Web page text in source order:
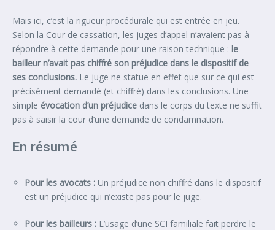
Mais ici, c’est la rigueur procédurale qui est entrée en jeu.
Selon la Cour de cassation, les juges d’appel n’avaient pas à
répondre à cette demande pour une raison technique : le
bailleur n’avait pas chiffré son préjudice dans le dispositif de
ses conclusions. Le juge ne statue en effet que sur ce qui est
précisément demandé (et chiffré) dans les conclusions. Une
simple évocation d’un préjudice dans le corps du texte ne suffit
pas à saisir la cour d’une demande de condamnation.
En résumé
Pour les avocats : Un préjudice non chiffré dans le dispositif
est un préjudice qui n’existe pas pour le juge.
Pour les bailleurs : L’usage d’une SCI familiale fait perdre le